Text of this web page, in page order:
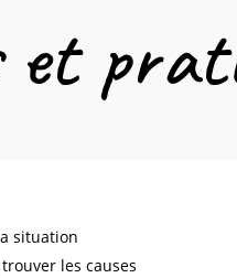
situation
les causes